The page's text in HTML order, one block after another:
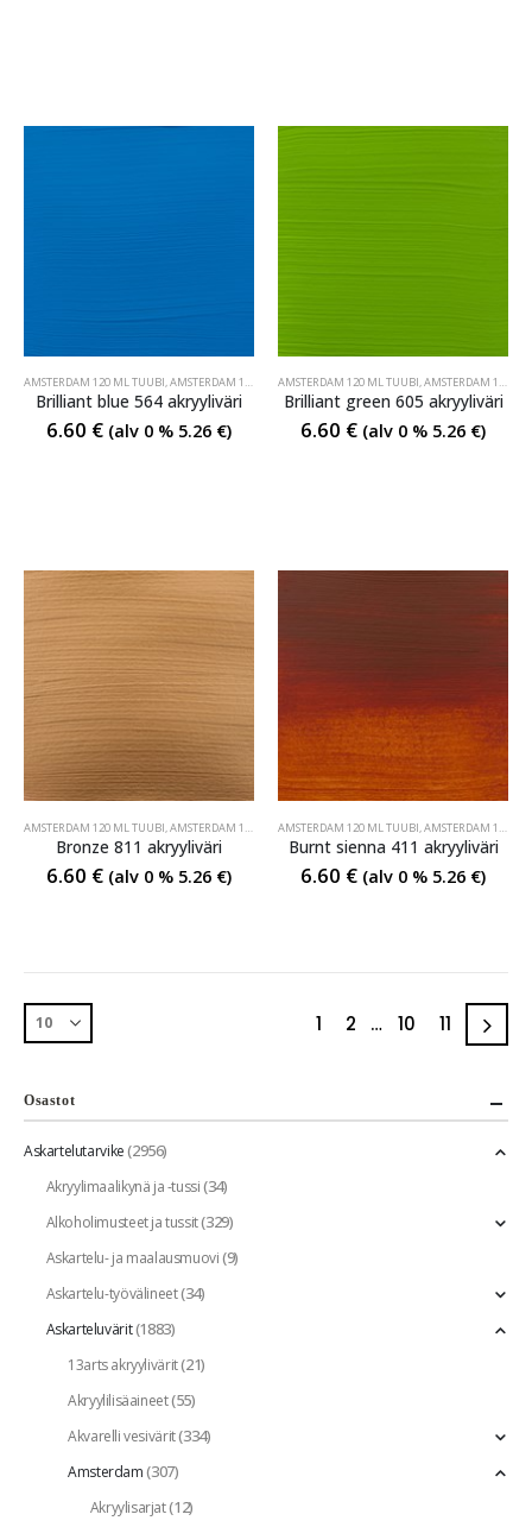
AMSTERDAM 120 ML TUUBI,AMSTERDAM 120 ML TUUBI
Brilliant blue 564 akryyliväri
6.60 € (alv 0 % 5.26 €)
AMSTERDAM 120 ML TUUBI,AMSTERDAM 120 ML TUUBI
Brilliant green 605 akryyliväri
6.60 € (alv 0 % 5.26 €)
AMSTERDAM 120 ML TUUBI,AMSTERDAM 120 ML TUUBI
Bronze 811 akryyliväri
6.60 € (alv 0 % 5.26 €)
AMSTERDAM 120 ML TUUBI,AMSTERDAM 120 ML TUUBI
Burnt sienna 411 akryyliväri
6.60 € (alv 0 % 5.26 €)
1 2 … 10 11
Osastot
Askartelutarvike(2956)
Akryylimaalikynä ja -tussi(34)
Alkoholimusteet ja tussit(329)
Askartelu- ja maalausmuovi(9)
Askartelu-työvälineet(34)
Askarteluvärit(1883)
13arts akryylivärit(21)
Akryylilisäaineet(55)
Akvarelli vesivärit(334)
Amsterdam(307)
Akryylisarjat(12)